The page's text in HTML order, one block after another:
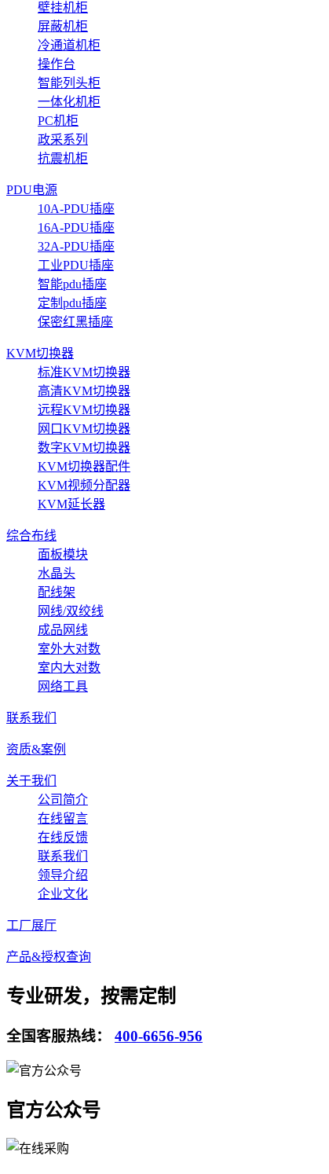
壁挂机柜
屏蔽机柜
冷通道机柜
操作台
智能列头柜
一体化机柜
PC机柜
政采系列
抗震机柜
PDU电源
10A-PDU插座
16A-PDU插座
32A-PDU插座
工业PDU插座
智能pdu插座
定制pdu插座
保密红黑插座
KVM切换器
标准KVM切换器
高清KVM切换器
远程KVM切换器
网口KVM切换器
数字KVM切换器
KVM切换器配件
KVM视频分配器
KVM延长器
综合布线
面板模块
水晶头
配线架
网线/双绞线
成品网线
室外大对数
室内大对数
网络工具
联系我们
资质&案例
关于我们
公司简介
在线留言
在线反馈
联系我们
领导介绍
企业文化
工厂展厅
产品&授权查询
专业研发，按需定制
全国客服热线： 400-6656-956
官方公众号